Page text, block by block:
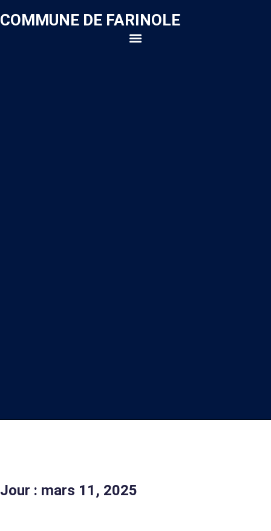
COMMUNE DE FARINOLE
Jour : mars 11, 2025